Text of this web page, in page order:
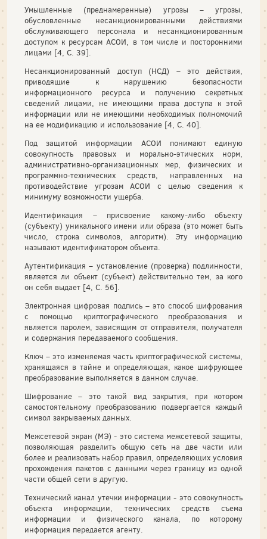
Умышленные (преднамеренные) угрозы – угрозы,
обусловленные несанкционированными действиями
обслуживающего персонала и несанкционированным
доступом к ресурсам АСОИ, в том числе и посторонними
лицами [4, С. 39].
Несанкционированный доступ (НСД) – это действия,
приводящие к нарушению безопасности
информационного ресурса и получению секретных
сведений лицами, не имеющими права доступа к этой
информации или не имеющими необходимых полномочий
на ее модификацию и использование [4, С. 40].
Под защитой информации АСОИ понимают единую
совокупность правовых и морально-этических норм,
административно-организационных мер, физических и
программно-технических средств, направленных на
противодействие угрозам АСОИ с целью сведения к
минимуму возможности ущерба.
Идентификация – присвоение какому-либо объекту
(субъекту) уникального имени или образа (это может быть
число, строка символов, алгоритм). Эту информацию
называют идентификатором объекта.
Аутентификация – установление (проверка) подлинности,
является ли объект (субъект) действительно тем, за кого
он себя выдает [4, С. 56].
Электронная цифровая подпись – это способ шифрования
с помощью криптографического преобразования и
является паролем, зависящим от отправителя, получателя
и содержания передаваемого сообщения.
Ключ – это изменяемая часть криптографической системы,
хранящаяся в тайне и определяющая, какое шифрующее
преобразование выполняется в данном случае.
Шифрование – это такой вид закрытия, при котором
самостоятельному преобразованию подвергается каждый
символ закрываемых данных.
Межсетевой экран (МЭ) - это система межсетевой защиты,
позволяющая разделить общую сеть на две части или
более и реализовать набор правил, определяющих условия
прохождения пакетов с данными через границу из одной
части общей сети в другую.
Технический канал утечки информации - это совокупность
объекта информации, технических средств съема
информации и физического канала, по которому
информация передается агенту.